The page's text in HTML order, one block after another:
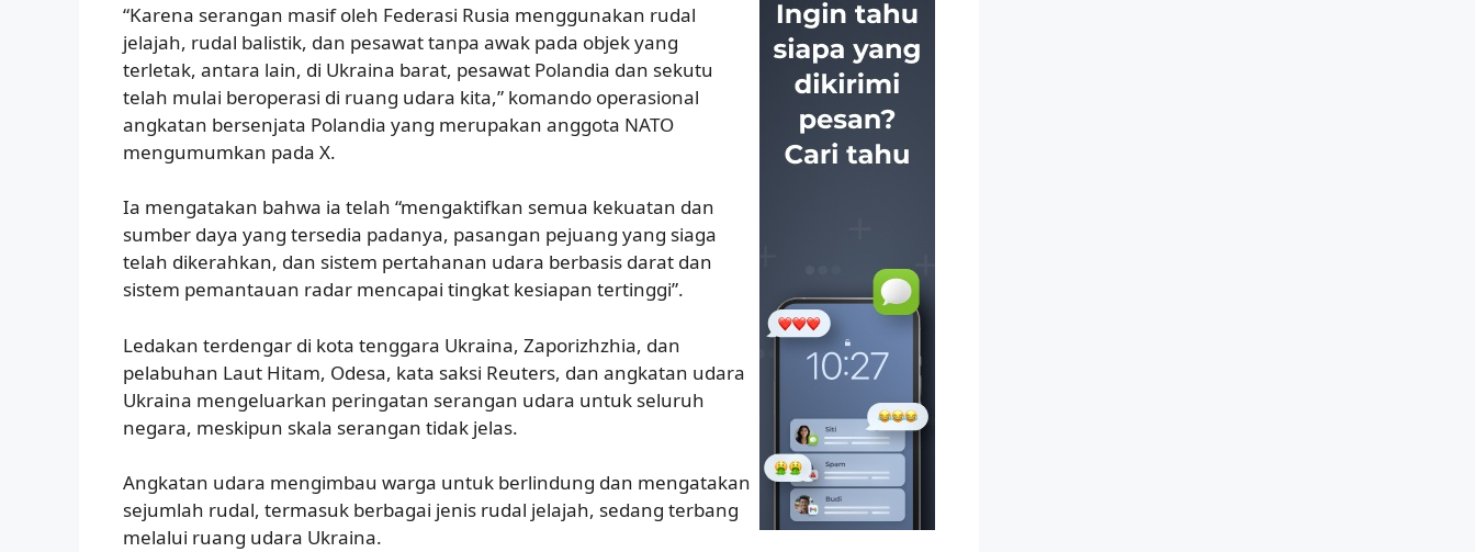
“Karena serangan masif oleh Federasi Rusia menggunakan rudal
jelajah, rudal balistik, dan pesawat tanpa awak pada objek yang
terletak, antara lain, di Ukraina barat, pesawat Polandia dan sekutu
telah mulai beroperasi di ruang udara kita,” komando operasional
angkatan bersenjata Polandia yang merupakan anggota NATO
mengumumkan pada X.
Ia mengatakan bahwa ia telah “mengaktifkan semua kekuatan dan
sumber daya yang tersedia padanya, pasangan pejuang yang siaga
telah dikerahkan, dan sistem pertahanan udara berbasis darat dan
sistem pemantauan radar mencapai tingkat kesiapan tertinggi”.
Ledakan terdengar di kota tenggara Ukraina, Zaporizhzhia, dan
pelabuhan Laut Hitam, Odesa, kata saksi Reuters, dan angkatan udara
Ukraina mengeluarkan peringatan serangan udara untuk seluruh
negara, meskipun skala serangan tidak jelas.
Angkatan udara mengimbau warga untuk berlindung dan mengatakan
sejumlah rudal, termasuk berbagai jenis rudal jelajah, sedang terbang
melalui ruang udara Ukraina.